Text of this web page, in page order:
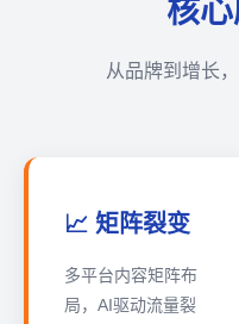
核
从品牌到增长
📈 矩阵裂变
多平台内容矩阵布
局，AI驱动流量裂